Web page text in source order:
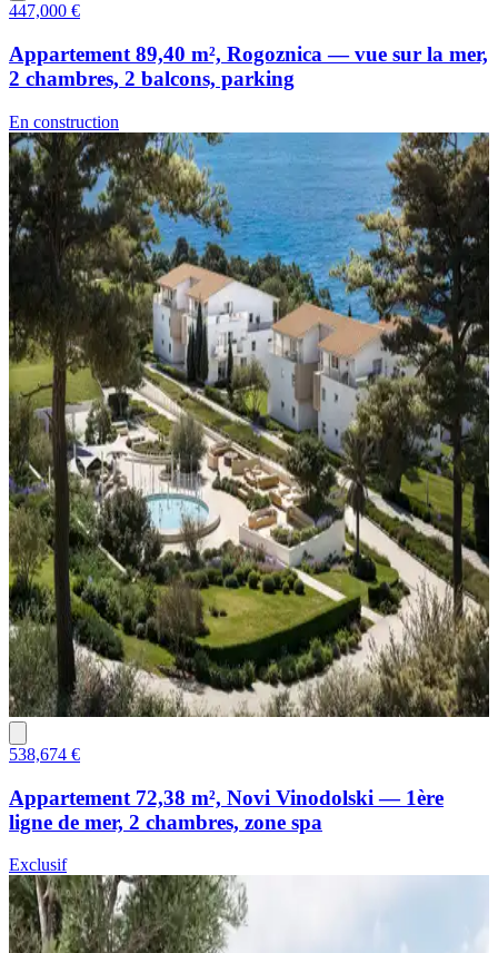
447,000 €
Appartement 89,40 m², Rogoznica — vue sur la mer,
2 chambres, 2 balcons, parking
En construction
538,674 €
Appartement 72,38 m², Novi Vinodolski — 1ère
ligne de mer, 2 chambres, zone spa
Exclusif